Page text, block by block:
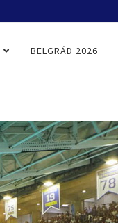
BELGRÁD 2026